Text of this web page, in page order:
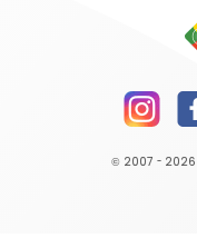
© 2007 - 2026